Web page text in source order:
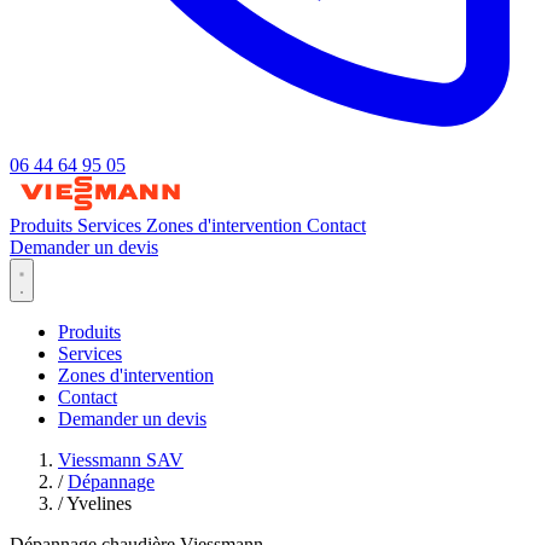
06 44 64 95 05
Produits Services Zones d'intervention Contact
Demander un devis
Produits
Services
Zones d'intervention
Contact
Demander un devis
Viessmann SAV
/ Dépannage
/Yvelines